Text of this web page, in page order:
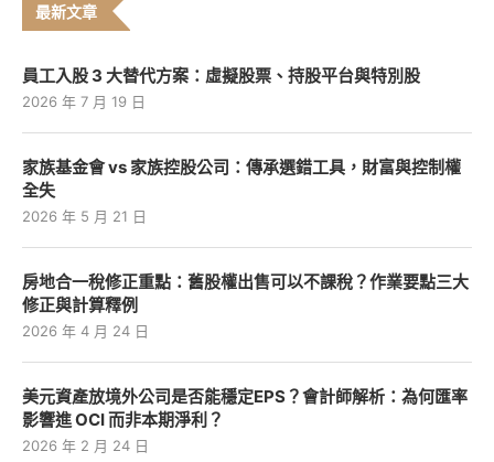
最新文章
員工入股 3 大替代方案：虛擬股票、持股平台與特別股
2026 年 7 月 19 日
家族基金會 vs 家族控股公司：傳承選錯工具，財富與控制權
全失
2026 年 5 月 21 日
房地合一稅修正重點：舊股權出售可以不課稅？作業要點三大
修正與計算釋例
2026 年 4 月 24 日
美元資產放境外公司是否能穩定EPS？會計師解析：為何匯率
影響進 OCI 而非本期淨利？
2026 年 2 月 24 日